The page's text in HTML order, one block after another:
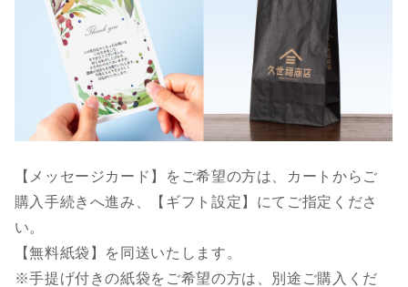
【メッセージカード】をご希望の方は、カートからご
購入手続きへ進み、【ギフト設定】にてご指定くださ
い。
【無料紙袋】を同送いたします。
※手提げ付きの紙袋をご希望の方は、別途ご購入くだ